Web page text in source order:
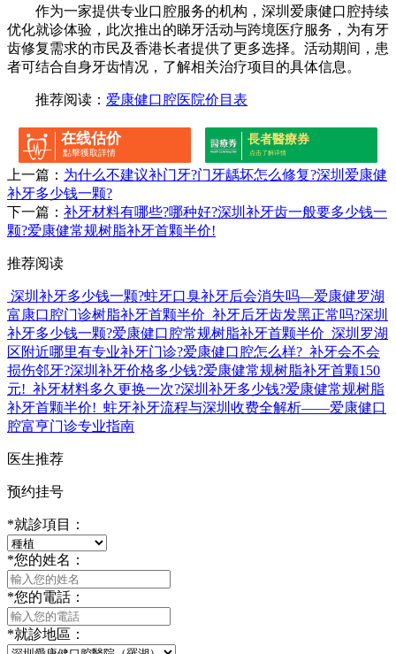
作为一家提供专业口腔服务的机构，深圳爱康健口腔持续
优化就诊体验，此次推出的睇牙活动与跨境医疗服务，为有牙
齿修复需求的市民及香港长者提供了更多选择。活动期间，患
者可结合自身牙齿情况，了解相关治疗项目的具体信息。
推荐阅读： 爱康健口腔医院价目表
在线估价
點擊獲取詳情
長者醫療券
点击了解详情
上一篇： 为什么不建议补门牙?门牙龋坏怎么修复?深圳爱康健
补牙多少钱一颗?
下一篇： 补牙材料有哪些?哪种好?深圳补牙齿一般要多少钱一
颗?爱康健常规树脂补牙首颗半价!
推荐阅读
深圳补牙多少钱一颗?蛀牙口臭补牙后会消失吗—爱康健罗湖
富康口腔门诊树脂补牙首颗半价 补牙后牙齿发黑正常吗?深圳
补牙多少钱一颗?爱康健口腔常规树脂补牙首颗半价 深圳罗湖
区附近哪里有专业补牙门诊?爱康健口腔怎么样? 补牙会不会
损伤邻牙?深圳补牙价格多少钱?爱康健常规树脂补牙首颗150
元! 补牙材料多久更换一次?深圳补牙多少钱?爱康健常规树脂
补牙首颗半价! 蛀牙补牙流程与深圳收费全解析——爱康健口
腔富亨门诊专业指南
医生推荐
预约挂号
*就診項目：
*您的姓名：
*您的電話：
*就診地區：